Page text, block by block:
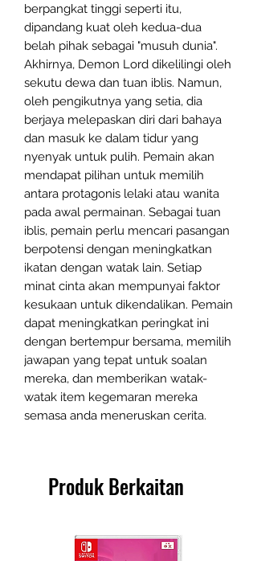
berpangkat tinggi seperti itu,
dipandang kuat oleh kedua-dua
belah pihak sebagai "musuh dunia".
Akhirnya, Demon Lord dikelilingi oleh
sekutu dewa dan tuan iblis. Namun,
oleh pengikutnya yang setia, dia
berjaya melepaskan diri dari bahaya
dan masuk ke dalam tidur yang
nyenyak untuk pulih. Pemain akan
mendapat pilihan untuk memilih
antara protagonis lelaki atau wanita
pada awal permainan. Sebagai tuan
iblis, pemain perlu mencari pasangan
berpotensi dengan meningkatkan
ikatan dengan watak lain. Setiap
minat cinta akan mempunyai faktor
kesukaan untuk dikendalikan. Pemain
dapat meningkatkan peringkat ini
dengan bertempur bersama, memilih
jawapan yang tepat untuk soalan
mereka, dan memberikan watak-
watak item kegemaran mereka
semasa anda meneruskan cerita.
Produk Berkaitan